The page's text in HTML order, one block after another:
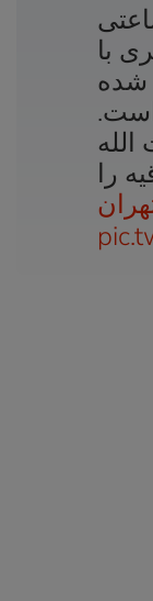
ریشتری با
شده
را